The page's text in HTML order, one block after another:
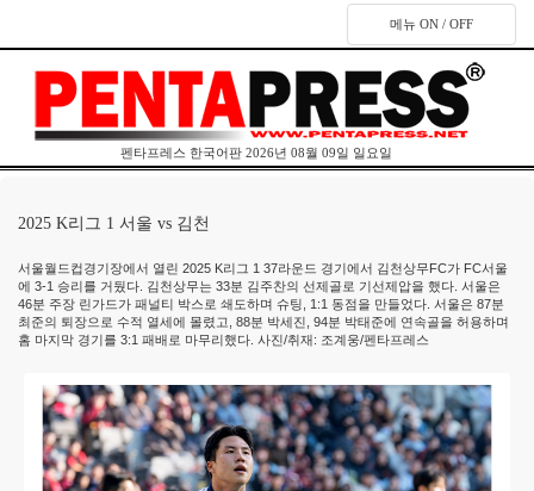
메뉴 ON / OFF
펜타프레스 한국어판 2026년 08월 09일 일요일
2025 K리그 1 서울 vs 김천
서울월드컵경기장에서 열린 2025 K리그 1 37라운드 경기에서 김천상무FC가 FC서울
에 3-1 승리를 거뒀다. 김천상무는 33분 김주찬의 선제골로 기선제압을 했다. 서울은
46분 주장 린가드가 패널티 박스로 쇄도하며 슈팅, 1:1 동점을 만들었다. 서울은 87분
최준의 퇴장으로 수적 열세에 몰렸고, 88분 박세진, 94분 박태준에 연속골을 허용하며
홈 마지막 경기를 3:1 패배로 마무리했다. 사진/취재: 조계웅/펜타프레스